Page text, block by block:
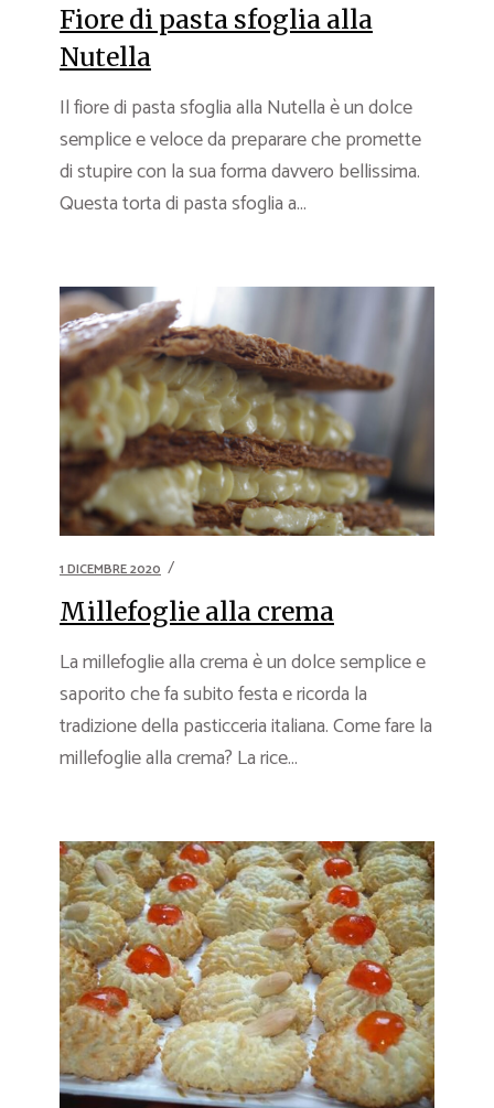
Fiore di pasta sfoglia alla
Nutella
Il fiore di pasta sfoglia alla Nutella è un dolce
semplice e veloce da preparare che promette
di stupire con la sua forma davvero bellissima.
Questa torta di pasta sfoglia a...
1 DICEMBRE 2020
Millefoglie alla crema
La millefoglie alla crema è un dolce semplice e
saporito che fa subito festa e ricorda la
tradizione della pasticceria italiana. Come fare la
millefoglie alla crema? La rice...